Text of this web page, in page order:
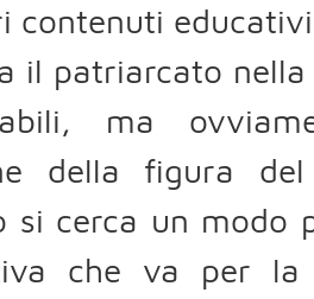
contenuti
il patriarcato
ma
della figura del
si cerca un modo
che va per